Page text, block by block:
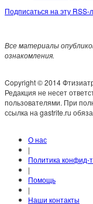
Подписаться на эту RSS-
Все материалы
ознакомления.
Copyright © 2014
Редакция не несет
пользователями. При
ссылка на gastrite.ru
О нас
|
Политика конфид-
|
Помощь
|
Наши контакты